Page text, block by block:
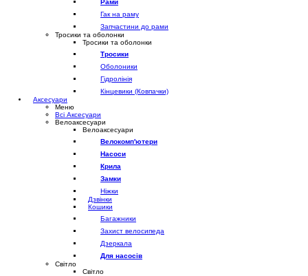
Рами
Гак на раму
Запчастини до рами
Тросики та оболонки
Тросики та оболонки
Тросики
Оболоники
Гідролінія
Кінцевики (Ковпачки)
Аксесуари
Меню
Всі Аксесуари
Велоаксесуари
Велоаксесуари
Велокомп'ютери
Насоси
Крила
Замки
Ніжки
Дзвінки
Кошики
Багажники
Захист велосипеда
Дзеркала
Для насосів
Світло
Світло